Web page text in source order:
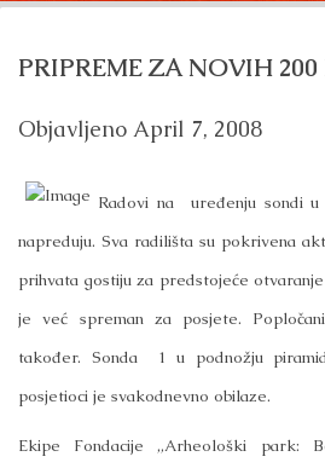
PRIPREME ZA NOVIH
Objavljeno April 7, 2008
Radovi na uređenju sondi u
napreduju. Sva radilišta su pokrivena
prihvata gostiju za predstojeće
je već spreman za posjete.
također. Sonda 1 u podnožju
posjetioci je svakodnevno obilaze.
Ekipe Fondacije „Arheološki park: